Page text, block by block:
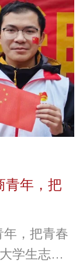
创”的院训
教深
青年，把
，把青春
学生志愿